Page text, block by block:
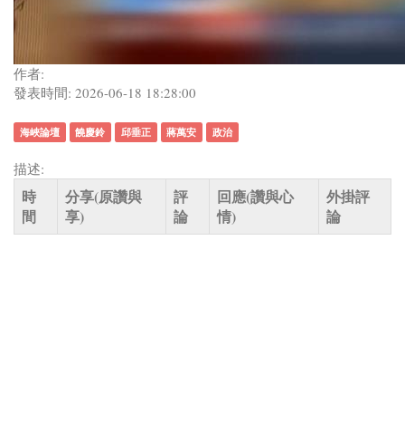
作者:
發表時間: 2026-06-18 18:28:00
海峽論壇 饒慶鈴 邱垂正 蔣萬安 政治
描述:
時
間
分享(原讚與
享)
評
論
回應(讚與心
情)
外掛評
論